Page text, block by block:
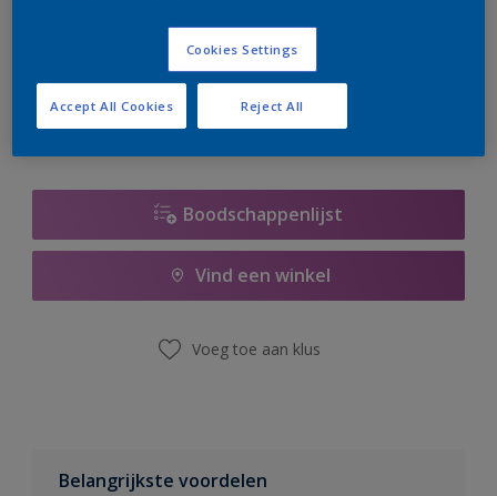
Op dit moment is het niet mogelijk dit product online
te bestellen. Houd de website in de gaten, we werken
er hard aan om de voorraad aan te vullen.
Boodschappenlijst
Vind een winkel
Voeg toe aan klus
Belangrijkste voordelen
Cookies Settings
Reject All
Accept All Cookies